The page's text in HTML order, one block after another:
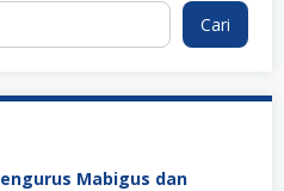
Cari
Mabigus dan